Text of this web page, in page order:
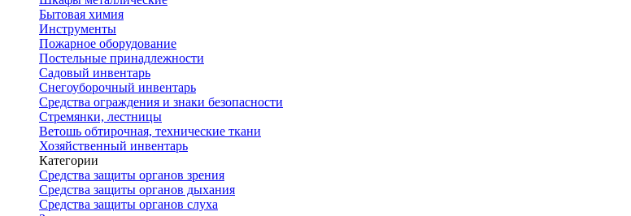
Бытовая химия
Инструменты
Пожарное оборудование
Постельные принадлежности
Садовый инвентарь
Снегоуборочный инвентарь
Средства ограждения и знаки безопасности
Стремянки, лестницы
Ветошь обтирочная, технические ткани
Хозяйственный инвентарь
Категории
Средства защиты органов зрения
Средства защиты органов дыхания
Средства защиты органов слуха